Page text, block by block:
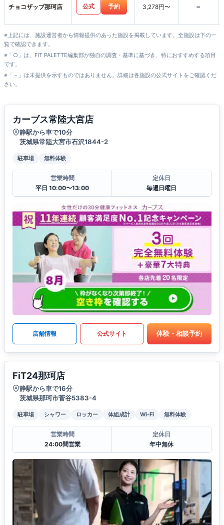
チョコザップ那珂店 公式 予約 3,278円〜 -
※上記には、施設運営者から情報提供のあった施設を掲載しています。全施設は下の一
覧で確認できます。
※「○」は、FIT PALETTE編集部が独自の調査・基準に基づき、特におすすめする項目
です。
※「－」は未提供を示すものではありません。詳細は各施設の公式サイトをご確認くだ
さい。
カーブス常陸大宮店
静駅から車で10分
茨城県常陸大宮市石沢1844-2
駐車場 無料体験
営業時間
平日 10:00〜13:00
定休日
毎週日曜日
店舗情報 公式サイト 体験・相談予約
FiT24那珂店
静駅から車で16分
茨城県那珂市菅谷5383-4
駐車場 シャワー ロッカー 体組成計 Wi-Fi 無料体験
営業時間
24:00間営業
定休日
年中無休